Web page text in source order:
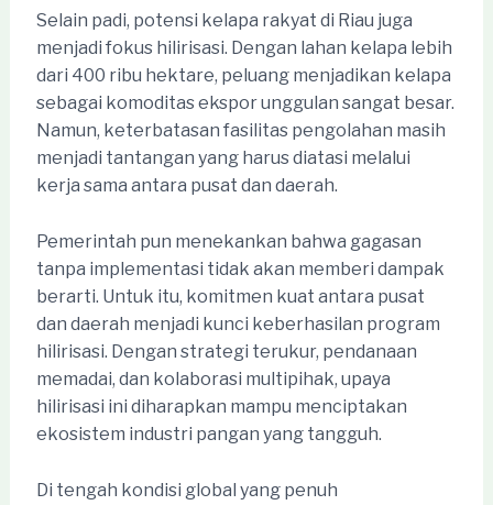
Selain padi, potensi kelapa rakyat di Riau juga
menjadi fokus hilirisasi. Dengan lahan kelapa lebih
dari 400 ribu hektare, peluang menjadikan kelapa
sebagai komoditas ekspor unggulan sangat besar.
Namun, keterbatasan fasilitas pengolahan masih
menjadi tantangan yang harus diatasi melalui
kerja sama antara pusat dan daerah.
Pemerintah pun menekankan bahwa gagasan
tanpa implementasi tidak akan memberi dampak
berarti. Untuk itu, komitmen kuat antara pusat
dan daerah menjadi kunci keberhasilan program
hilirisasi. Dengan strategi terukur, pendanaan
memadai, dan kolaborasi multipihak, upaya
hilirisasi ini diharapkan mampu menciptakan
ekosistem industri pangan yang tangguh.
Di tengah kondisi global yang penuh